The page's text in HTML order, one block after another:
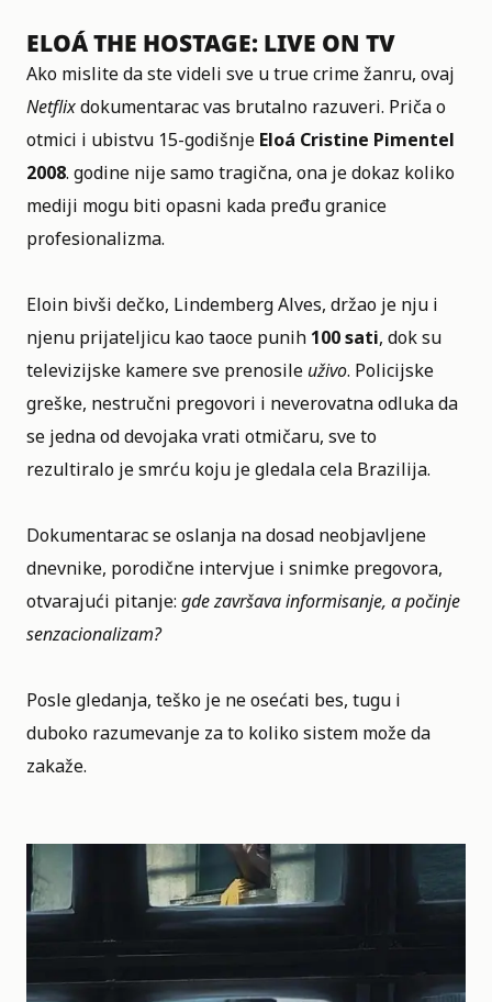
ELOÁ THE HOSTAGE: LIVE ON TV
Ako mislite da ste videli sve u true crime žanru, ovaj
Netflixdokumentarac vas brutalno razuveri. Priča o
otmici i ubistvu 15-godišnje Eloá Cristine Pimentel
2008. godine nije samo tragična, ona je dokaz koliko
mediji mogu biti opasni kada pređu granice
profesionalizma.
Eloin bivši dečko, Lindemberg Alves, držao je nju i
njenu prijateljicu kao taoce punih 100 sati, dok su
televizijske kamere sve prenosile uživo. Policijske
greške, nestručni pregovori i neverovatna odluka da
se jedna od devojaka vrati otmičaru, sve to
rezultiralo je smrću koju je gledala cela Brazilija.
Dokumentarac se oslanja na dosad neobjavljene
dnevnike, porodične intervjue i snimke pregovora,
otvarajući pitanje: gde završava informisanje, a počinje
senzacionalizam?
Posle gledanja, teško je ne osećati bes, tugu i
duboko razumevanje za to koliko sistem može da
zakaže.